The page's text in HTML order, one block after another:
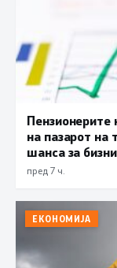
Пензионерите
на пазарот на
шанса за
пред 7 ч.
ЕКОНОМИЈА